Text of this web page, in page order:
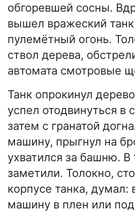
обгоревшей сосны.
вышел вражеский
пулемётный огонь.
ствол дерева,
автомата смотровые
Танк опрокинул
успел отодвинуться в
затем с гранатой
машину, прыгнул на
ухватился за башню. В
заметили. Толокно,
корпусе танка, думал:
машину в плен или